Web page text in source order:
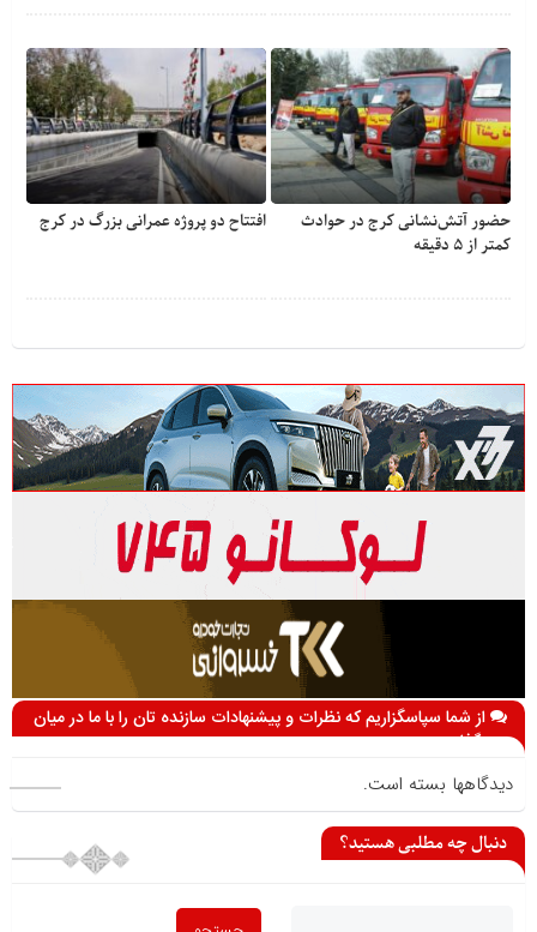
حضور آتش‌نشانی کرج در حوادث
کمتر از ۵ دقیقه
افتتاح دو پروژه عمرانی بزرگ در کرج
از شما سپاسگزاریم که نظرات و پیشنهادات سازنده تان را با ما در میان
می گذارید
دیدگاهها بسته است.
دنبال چه مطلبی هستید؟